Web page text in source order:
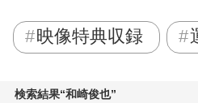
映像特典収録
検索結果 和崎俊也